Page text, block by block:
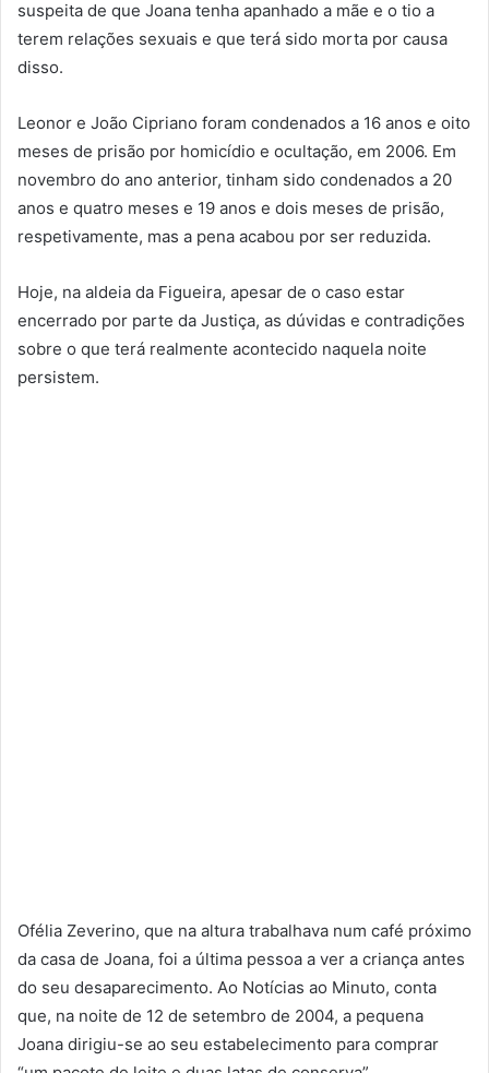
suspeita de que Joana tenha apanhado a mãe e o tio a
terem relações sexuais e que terá sido morta por causa
disso.
Leonor e João Cipriano foram condenados a 16 anos e oito
meses de prisão por homicídio e ocultação, em 2006. Em
novembro do ano anterior, tinham sido condenados a 20
anos e quatro meses e 19 anos e dois meses de prisão,
respetivamente, mas a pena acabou por ser reduzida.
Hoje, na aldeia da Figueira, apesar de o caso estar
encerrado por parte da Justiça, as dúvidas e contradições
sobre o que terá realmente acontecido naquela noite
persistem.
Ofélia Zeverino, que na altura trabalhava num café próximo
da casa de Joana, foi a última pessoa a ver a criança antes
do seu desaparecimento. Ao Notícias ao Minuto, conta
que, na noite de 12 de setembro de 2004, a pequena
Joana dirigiu-se ao seu estabelecimento para comprar